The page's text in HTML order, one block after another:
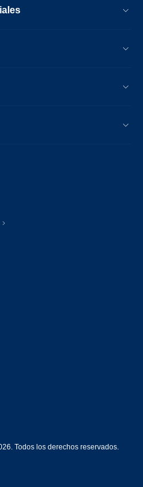
Todos los derechos reservados.